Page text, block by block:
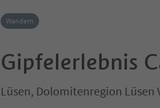
Wandern
Gipfelerlebnis
Lüsen, Dolomitenregion Lüsen